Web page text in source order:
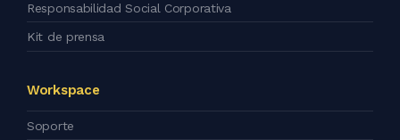
Responsabilidad Social Corporativa
Kit de prensa
Workspace
Soporte